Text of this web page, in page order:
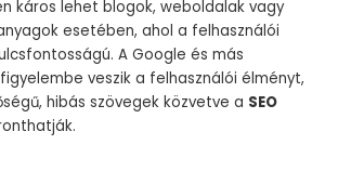
káros lehet blogok, weboldalak vagy
esetében, ahol a felhasználói
A Google és más
veszik a felhasználói élményt,
hibás szövegek közvetve a SEO